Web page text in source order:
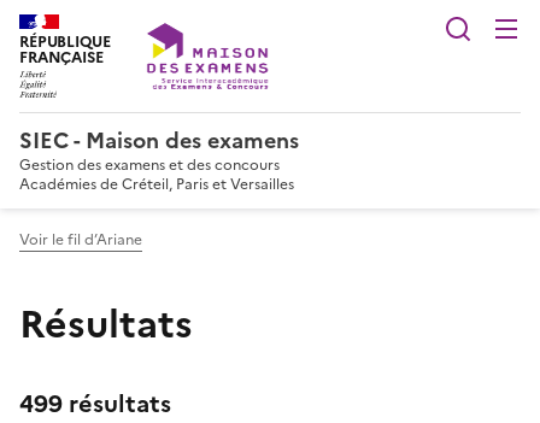
RÉPUBLIQUE
FRANÇAISE
SIEC - Maison des examens
Gestion des examens et des concours
Académies de Créteil, Paris et Versailles
Voir le fil d’Ariane
Résultats
499 résultats